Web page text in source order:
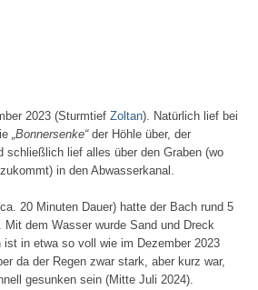
2023 (Sturmtief Zoltan). Natürlich lief bei
„Bonnersenke“der Höhle über, der
schließlich lief alles über den Graben (wo
in den Abwasserkanal.
20 Minuten Dauer) hatte der Bach rund 5
Mit dem Wasser wurde Sand und Dreck
ist in etwa so voll wie im Dezember 2023
da der Regen zwar stark, aber kurz war,
gesunken sein (Mitte Juli 2024).